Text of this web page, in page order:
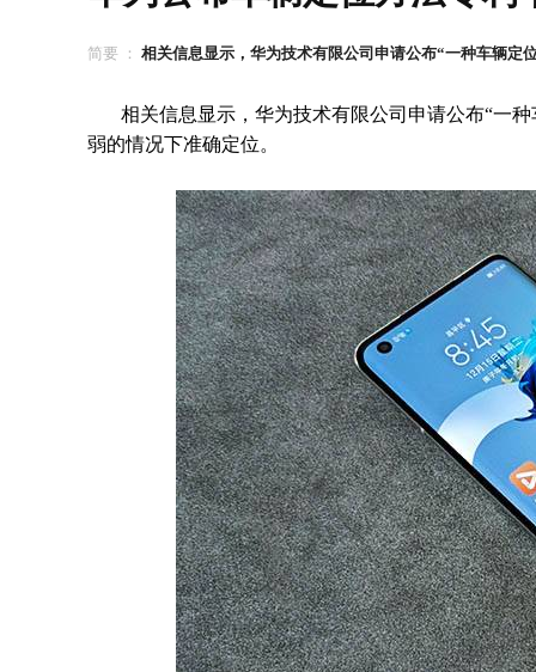
简要 ： 相关信息显示，华为技术有限公司申请公布“一种车辆定
相关信息显示，华为技术有限公司申请公布“一
弱的情况下准确定位。